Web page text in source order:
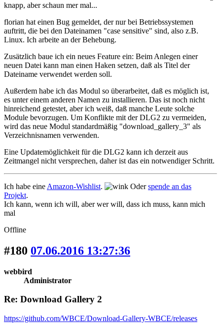
knapp, aber schaun mer mal...
florian hat einen Bug gemeldet, der nur bei Betriebssystemen
auftritt, die bei den Dateinamen "case sensitive" sind, also z.B.
Linux. Ich arbeite an der Behebung.
Zusätzlich baue ich ein neues Feature ein: Beim Anlegen einer
neuen Datei kann man einen Haken setzen, daß als Titel der
Dateiname verwendet werden soll.
Außerdem habe ich das Modul so überarbeitet, daß es möglich ist,
es unter einem anderen Namen zu installieren. Das ist noch nicht
hinreichend getestet, aber ich weiß, daß manche Leute solche
Module bevorzugen. Um Konflikte mit der DLG2 zu vermeiden,
wird das neue Modul standardmäßig "download_gallery_3" als
Verzeichnisnamen verwenden.
Eine Updatemöglichkeit für die DLG2 kann ich derzeit aus
Zeitmangel nicht versprechen, daher ist das ein notwendiger Schritt.
Ich habe eine Amazon-Wishlist. Oderspende an das
Projekt.
Ich kann, wenn ich will, aber wer will, dass ich muss, kann mich
mal
Offline
#180 07.06.2016 13:27:36
webbird
Administrator
Re: Download Gallery 2
https://github.com/WBCE/Download-Gallery-WBCE/releases